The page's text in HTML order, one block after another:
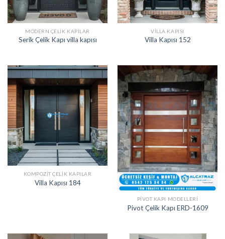
MODERN ÇELIK KAPILAR
Serik Çelik Kapı villa kapısı
VILLA KAPISI
Villa Kapısı 152
KOMPOZIT ÇELIK KAPILAR
Villa Kapısı 184
PIVOT KAPI MODELLERI
Pivot Çelik Kapı ERD-1609